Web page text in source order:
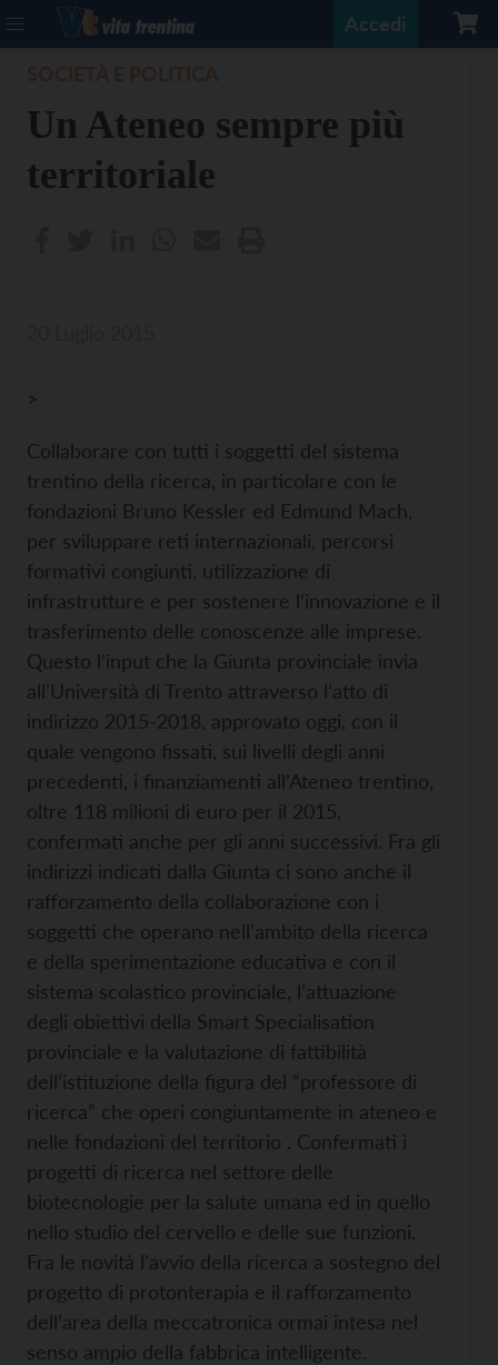
Accedi
Un Ateneo sempre più
territoriale
>
Collaborare con tutti i soggetti del sistema
trentino della ricerca, in particolare con le
fondazioni Bruno Kessler ed Edmund Mach,
per sviluppare reti internazionali, percorsi
formativi congiunti, utilizzazione di
infrastrutture e per sostenere l’innovazione e il
trasferimento delle conoscenze alle imprese.
Questo l’input che la Giunta provinciale invia
all’Università di Trento attraverso l’atto di
indirizzo 2015-2018, approvato oggi, con il
quale vengono fissati, sui livelli degli anni
precedenti, i finanziamenti all’Ateneo trentino,
oltre 118 milioni di euro per il 2015,
confermati anche per gli anni successivi. Fra gli
indirizzi indicati dalla Giunta ci sono anche il
rafforzamento della collaborazione con i
soggetti che operano nell’ambito della ricerca
e della sperimentazione educativa e con il
sistema scolastico provinciale, l’attuazione
degli obiettivi della Smart Specialisation
provinciale e la valutazione di fattibilità
dell’istituzione della figura del “professore di
ricerca” che operi congiuntamente in ateneo e
nelle fondazioni del territorio . Confermati i
progetti di ricerca nel settore delle
biotecnologie per la salute umana ed in quello
nello studio del cervello e delle sue funzioni.
Fra le novità l’avvio della ricerca a sostegno del
progetto di protonterapia e il rafforzamento
dell’area della meccatronica ormai intesa nel
senso ampio della fabbrica intelligente.